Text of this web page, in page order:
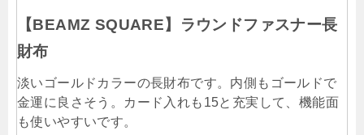
【BEAMZ SQUARE】ラウンドファスナー長
財布
淡いゴールドカラーの長財布です。内側もゴールドで
金運に良さそう。カード入れも15と充実して、機能面
も使いやすいです。